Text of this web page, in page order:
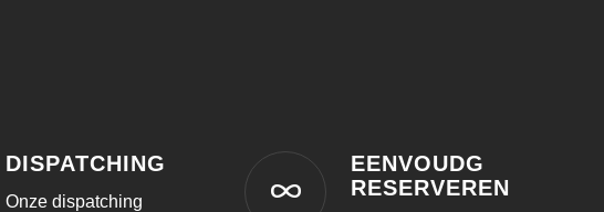
DISPATCHING
Onze dispatching
EENVOUDG
RESERVEREN